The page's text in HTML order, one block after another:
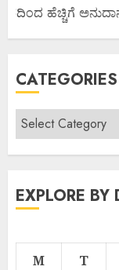
ಹೆಚ್ಚಿಗೆ
CATEGORIES
EXPLORE BY
M T